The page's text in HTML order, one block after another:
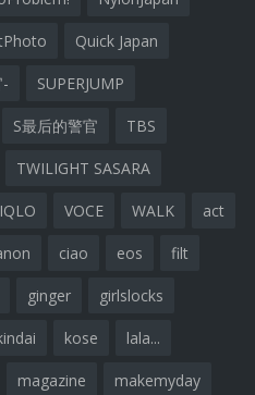
Quick Japan
SUPERJUMP
S最后的警官 TBS
TWILIGHT SASARA
VOCE WALK act
ciao eos filt
ginger girlslocks
kose lala...
magazine makemyday